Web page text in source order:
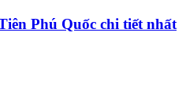
Phú Quốc chi tiết nhất